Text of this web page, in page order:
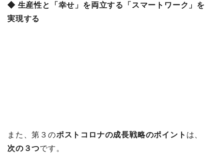
◆ 生産性と「幸せ」を両立する「スマートワーク」を
実現する
また、第３のポストコロナの成長戦略のポイント は、
次の３つです。